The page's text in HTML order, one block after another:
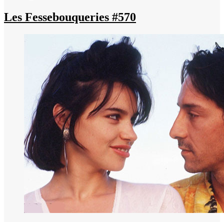
Les Fessebouqueries #570